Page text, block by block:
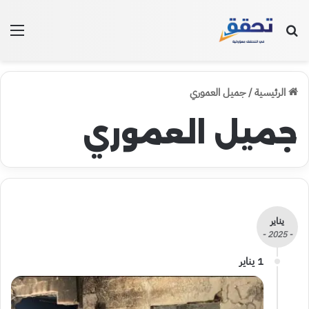
بحث عن
الرئيسية/جميل العموري
جميل العموري
يناير
- 2025 -
1 يناير